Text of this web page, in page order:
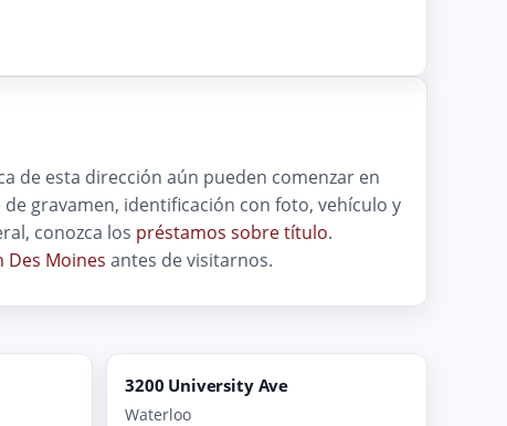
de esta dirección aún pueden comenzar en
gravamen, identificación con foto, vehículo y
conozca los préstamos sobre título.
Des Moines antes de visitarnos.
3200 University Ave
Waterloo